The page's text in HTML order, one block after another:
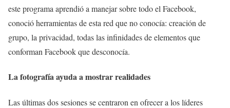
este programa aprendió a manejar sobre todo el Facebook,
conoció herramientas de esta red que no conocía: creación de
grupo, la privacidad, todas las infinidades de elementos que
conforman Facebook que desconocía.
La fotografía ayuda a mostrar realidades
Las últimas dos sesiones se centraron en ofrecer a los líderes